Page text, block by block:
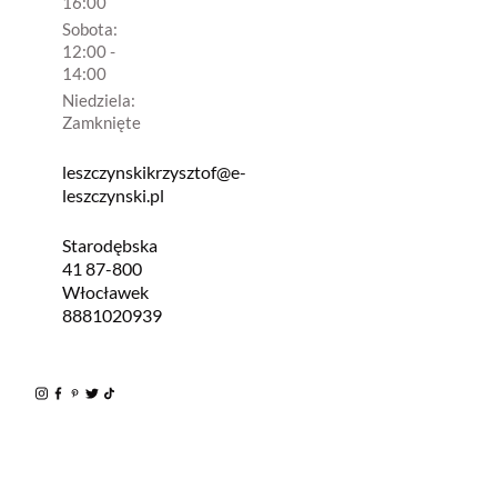
Sobota:
12:00 -
14:00
Niedziela:
Zamknięte
leszczynskikrzysztof@e-
leszczynski.pl
Starodębska
41 87-800
Włocławek
8881020939